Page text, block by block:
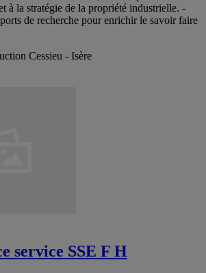
à la stratégie de la propriété industrielle. -
de recherche pour enrichir le savoir faire
Cessieu - Isère
service SSE F H